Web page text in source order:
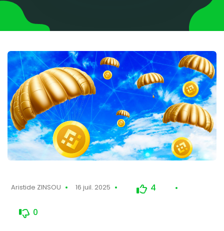
Aristide ZINSOU 16 juil. 2025 4
0